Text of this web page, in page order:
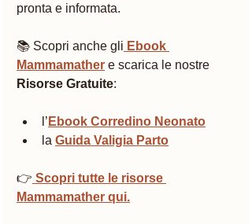
pronta e informata.
📚 Scopri anche gli Ebook
Mammamather e scarica le nostre
Risorse Gratuite:
l’ Ebook Corredino Neonato
la Guida Valigia Parto
👉 Scopri tutte le risorse
Mammamather qui.